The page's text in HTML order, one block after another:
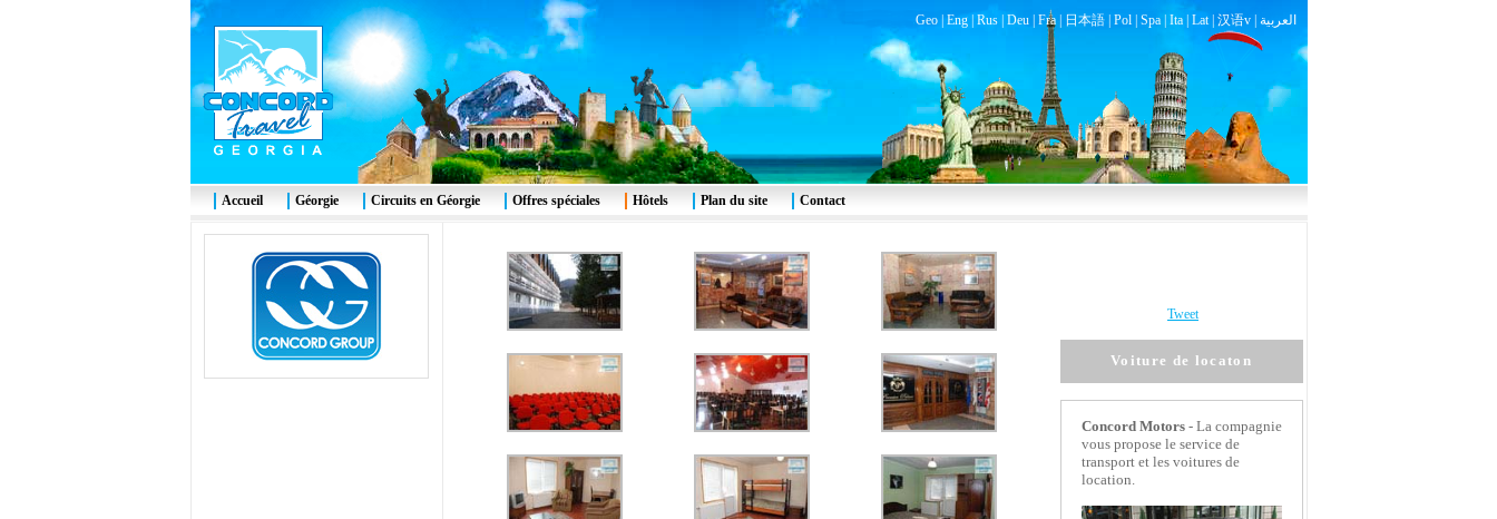
Geo| Eng| Rus| Deu| Fra| 日本語| Pol| Spa| Ita| Lat| 汉语v | العربية
Tweet
Voiture de locaton
Concord Motors- La compagnie
vous propose le service de
transport et les voitures de
location.
Accueil Géorgie Circuits en Géorgie Offres spéciales Hôtels Plan du site Contact